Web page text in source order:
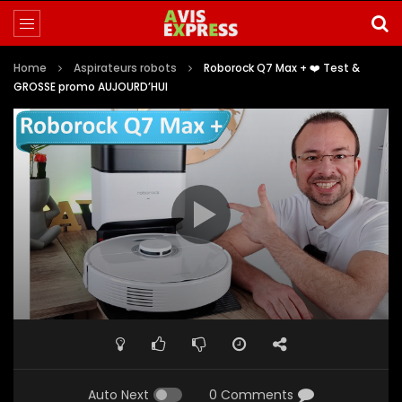
Home Aspirateurs robots
Roborock Q7 Max + ❤️ Test &
GROSSE promo AUJOURD’HUI
Auto Next 0 Comments